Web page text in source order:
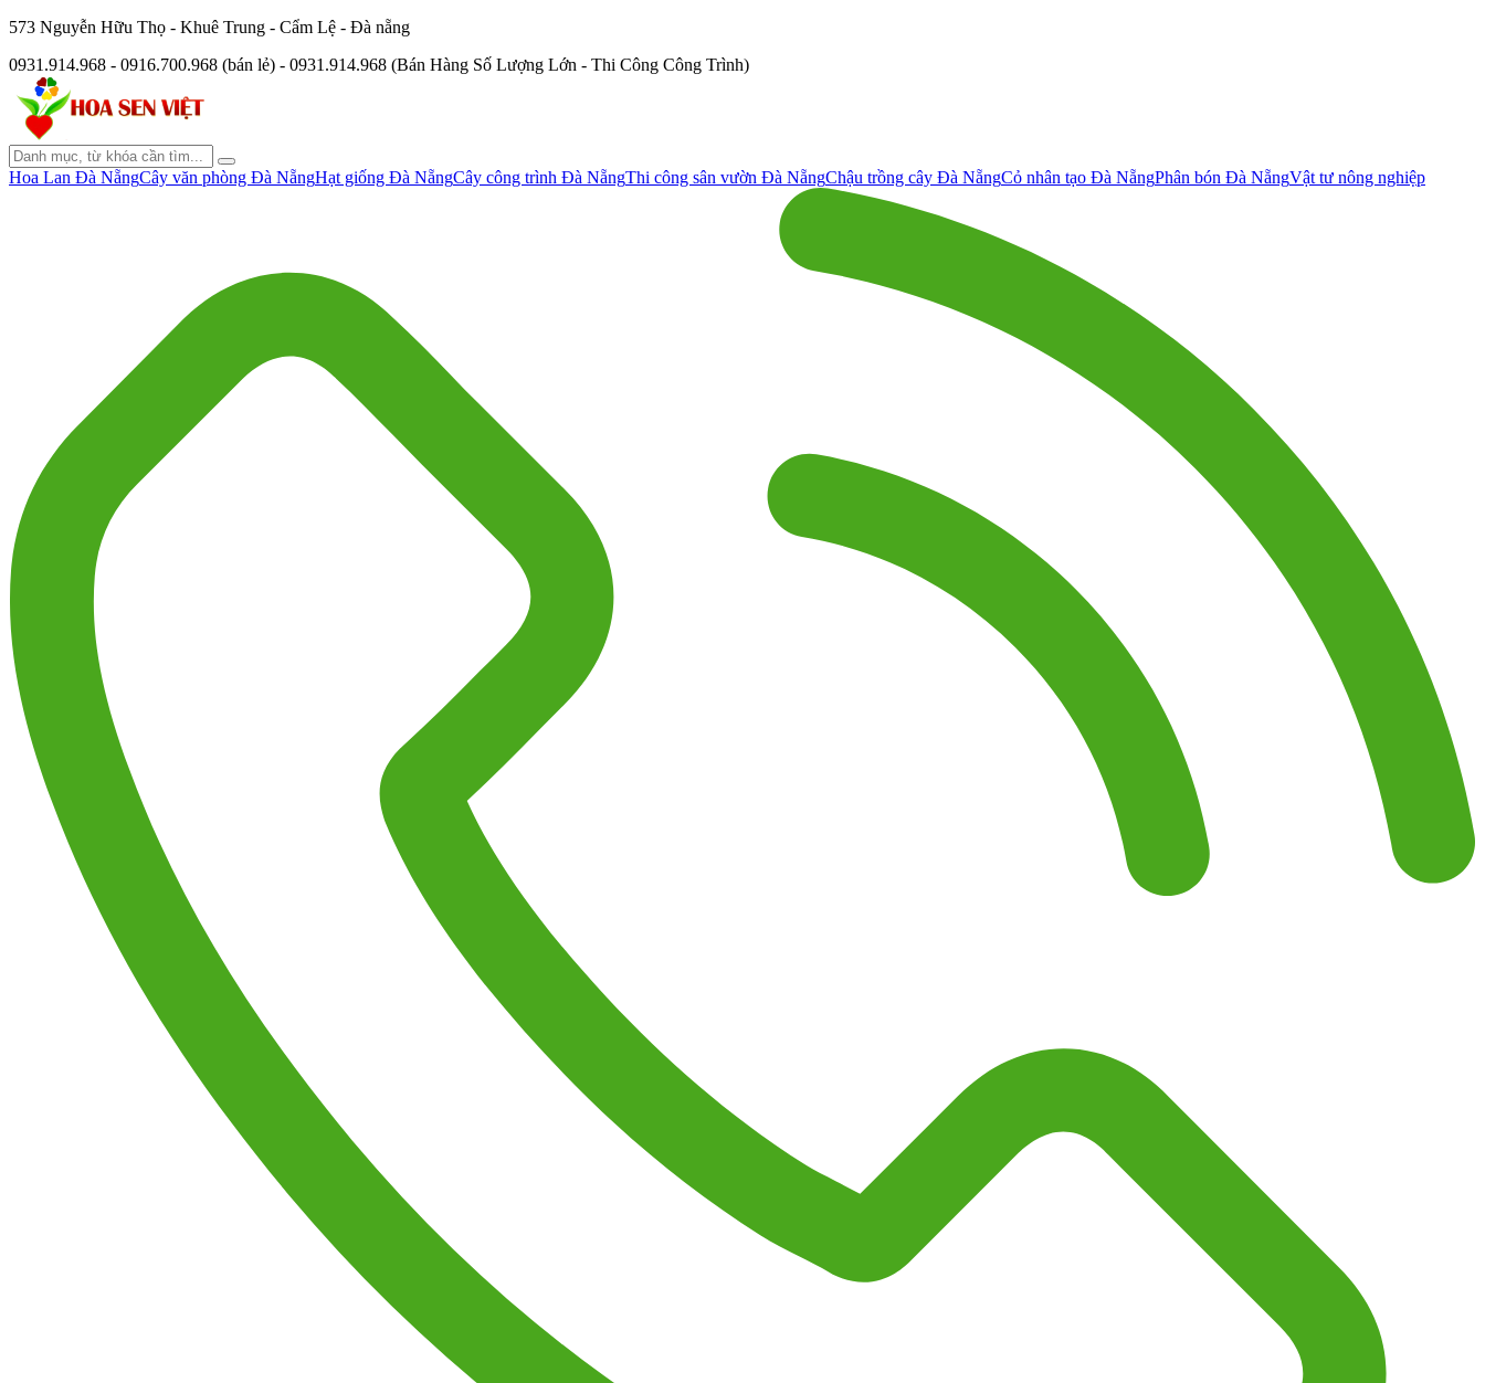
573 Nguyễn Hữu Thọ - Khuê Trung - Cẩm Lệ - Đà nẵng
0931.914.968 - 0916.700.968 (bán lẻ) - 0931.914.968 (Bán Hàng Số Lượng Lớn - Thi Công Công Trình)
Hoa Lan Đà NẵngCây văn phòng Đà NẵngHạt giống Đà NẵngCây công trình Đà NẵngThi công sân vườn Đà NẵngChậu trồng cây Đà NẵngCỏ nhân tạo Đà NẵngPhân bón Đà NẵngVật tư nông nghiệp